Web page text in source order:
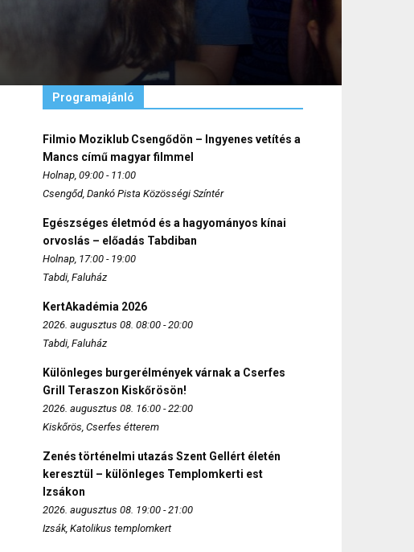
Programajánló
Filmio Moziklub Csengődön – Ingyenes vetítés a
Mancs című magyar filmmel
Holnap, 09:00 - 11:00
Csengőd, Dankó Pista Közösségi Színtér
Egészséges életmód és a hagyományos kínai
orvoslás – előadás Tabdiban
Holnap, 17:00 - 19:00
Tabdi, Faluház
KertAkadémia 2026
2026. augusztus 08. 08:00 - 20:00
Tabdi, Faluház
Különleges burgerélmények várnak a Cserfes
Grill Teraszon Kiskőrösön!
2026. augusztus 08. 16:00 - 22:00
Kiskőrös, Cserfes étterem
Zenés történelmi utazás Szent Gellért életén
keresztül – különleges Templomkerti est
Izsákon
2026. augusztus 08. 19:00 - 21:00
Izsák, Katolikus templomkert